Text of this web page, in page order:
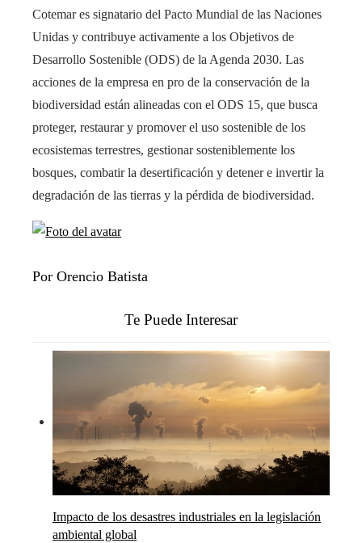
Cotemar es signatario del Pacto Mundial de las Naciones
Unidas y contribuye activamente a los Objetivos de
Desarrollo Sostenible (ODS) de la Agenda 2030. Las
acciones de la empresa en pro de la conservación de la
biodiversidad están alineadas con el ODS 15, que busca
proteger, restaurar y promover el uso sostenible de los
ecosistemas terrestres, gestionar sosteniblemente los
bosques, combatir la desertificación y detener e invertir la
degradación de las tierras y la pérdida de biodiversidad.
Por Orencio Batista
Te Puede Interesar
Impacto de los desastres industriales en la legislación
ambiental global